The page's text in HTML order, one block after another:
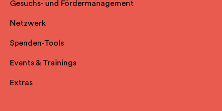
Gesuchs- und Fördermanagement
Netzwerk
Spenden-Tools
Events & Trainings
Extras